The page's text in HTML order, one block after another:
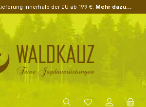
innerhalb der EU ab 199 €. Mehr dazu...